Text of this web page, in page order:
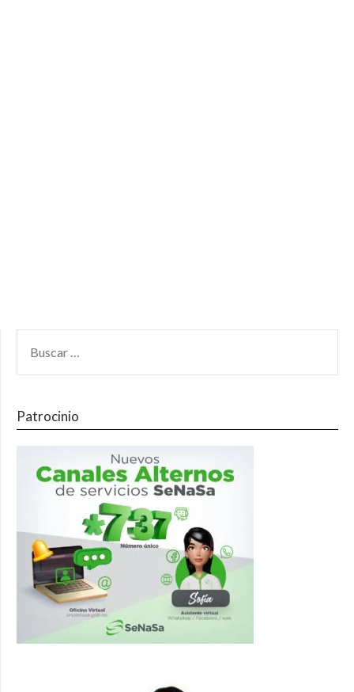
Patrocinio